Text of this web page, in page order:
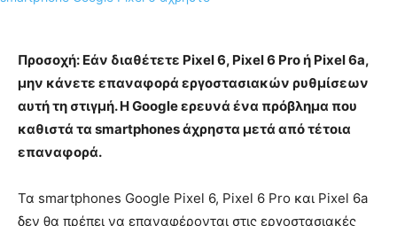
Προσοχή: Εάν διαθέτετε Pixel 6, Pixel 6 Pro ή Pixel 6a,
μην κάνετε επαναφορά εργοστασιακών ρυθμίσεων
αυτή τη στιγμή. Η Google ερευνά ένα πρόβλημα που
καθιστά τα smartphones άχρηστα μετά από τέτοια
επαναφορά.
Τα smartphones Google Pixel 6, Pixel 6 Pro και Pixel 6a
δεν θα πρέπει να επαναφέρονται στις εργοστασιακές